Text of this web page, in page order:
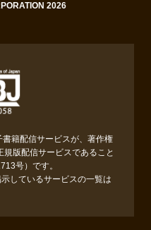
2026
籍配信サービスが、著作権
版配信サービスであること
号）です。
しているサービスの一覧は